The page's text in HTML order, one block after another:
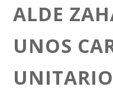
ALDE
UNOS